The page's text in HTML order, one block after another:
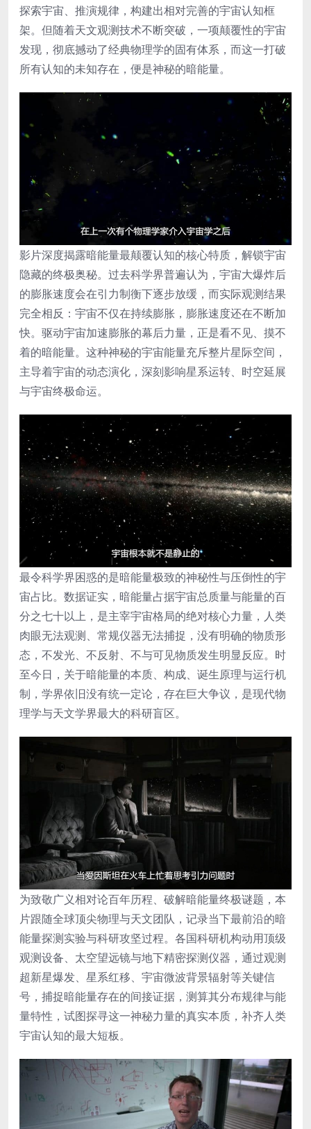
探索宇宙、推演规律，构建出相对完善的宇宙认知框
架。但随着天文观测技术不断突破，一项颠覆性的宇宙
发现，彻底撼动了经典物理学的固有体系，而这一打破
所有认知的未知存在，便是神秘的暗能量。
影片深度揭露暗能量最颠覆认知的核心特质，解锁宇宙
隐藏的终极奥秘。过去科学界普遍认为，宇宙大爆炸后
的膨胀速度会在引力制衡下逐步放缓，而实际观测结果
完全相反：宇宙不仅在持续膨胀，膨胀速度还在不断加
快。驱动宇宙加速膨胀的幕后力量，正是看不见、摸不
着的暗能量。这种神秘的宇宙能量充斥整片星际空间，
主导着宇宙的动态演化，深刻影响星系运转、时空延展
与宇宙终极命运。
最令科学界困惑的是暗能量极致的神秘性与压倒性的宇
宙占比。数据证实，暗能量占据宇宙总质量与能量的百
分之七十以上，是主宰宇宙格局的绝对核心力量，人类
肉眼无法观测、常规仪器无法捕捉，没有明确的物质形
态，不发光、不反射、不与可见物质发生明显反应。时
至今日，关于暗能量的本质、构成、诞生原理与运行机
制，学界依旧没有统一定论，存在巨大争议，是现代物
理学与天文学界最大的科研盲区。
为致敬广义相对论百年历程、破解暗能量终极谜题，本
片跟随全球顶尖物理与天文团队，记录当下最前沿的暗
能量探测实验与科研攻坚过程。各国科研机构动用顶级
观测设备、太空望远镜与地下精密探测仪器，通过观测
超新星爆发、星系红移、宇宙微波背景辐射等关键信
号，捕捉暗能量存在的间接证据，测算其分布规律与能
量特性，试图探寻这一神秘力量的真实本质，补齐人类
宇宙认知的最大短板。